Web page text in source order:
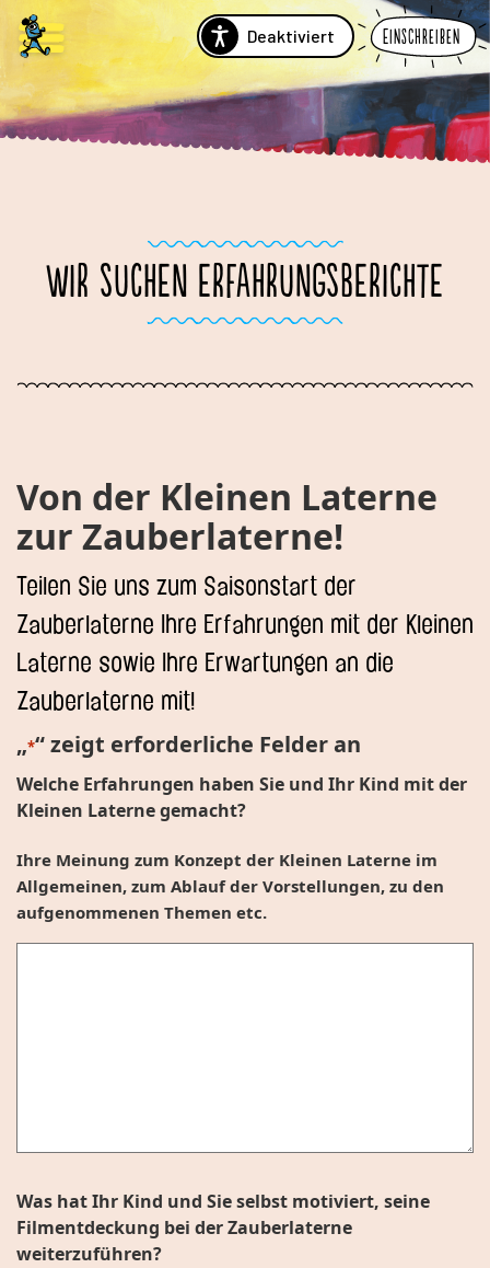
Deaktiviert Einschreiben
WIR SUCHEN ERFAHRUNGSBERICHTE
Von der Kleinen Laterne
zur Zauberlaterne!
Teilen Sie uns zum Saisonstart der
Zauberlaterne Ihre Erfahrungen mit der Kleinen
Laterne sowie Ihre Erwartungen an die
Zauberlaterne mit!
„*“ zeigt erforderliche Felder an
Welche Erfahrungen haben Sie und Ihr Kind mit der
Kleinen Laterne gemacht?
Ihre Meinung zum Konzept der Kleinen Laterne im
Allgemeinen, zum Ablauf der Vorstellungen, zu den
aufgenommenen Themen etc.
Was hat Ihr Kind und Sie selbst motiviert, seine
Filmentdeckung bei der Zauberlaterne
weiterzuführen?